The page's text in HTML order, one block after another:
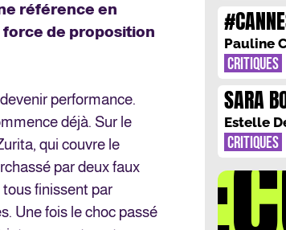
référence en
de proposition
performance.
déjà. Sur le
qui couvre le
par deux faux
finissent par
Une fois le choc passé
ROUTE
Pauline
CRITIQUES
SARA
Estelle
CRITIQUES